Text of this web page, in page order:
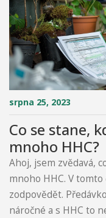
srpna 25, 2023
Co se stane,
mnoho HHC?
Ahoj, jsem zvědavá,
mnoho HHC. V
zodpovědět.
náročné a s HHC to